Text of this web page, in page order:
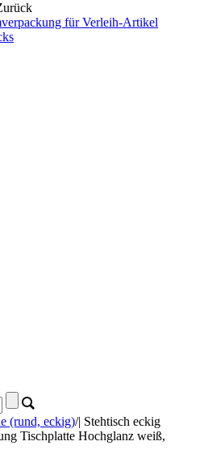
für Verleih-Artikel
(rund, eckig)/| Stehtisch eckig
Tischplatte Hochglanz weiß,